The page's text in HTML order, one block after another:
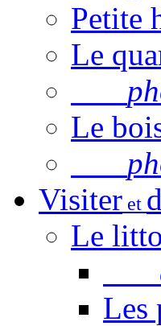
Petite
Le
Le
Visiter et
Le
Les